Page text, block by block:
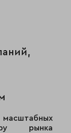
масштабных
рынка